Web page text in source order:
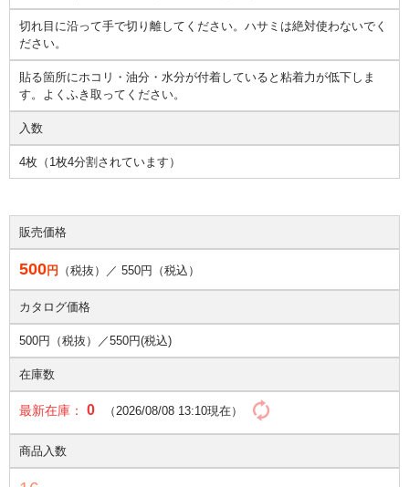
切れ目に沿って手で切り離してください。ハサミは絶対使わないでく
ださい。
貼る箇所にホコリ・油分・水分が付着していると粘着力が低下しま
す。よくふき取ってください。
入数
4枚（1枚4分割されています）
販売価格
500円 （税抜）／ 550円（税込）
カタログ価格
500円（税抜）／550円(税込)
在庫数
最新在庫： 0 （2026/08/08 13:10現在）
商品入数